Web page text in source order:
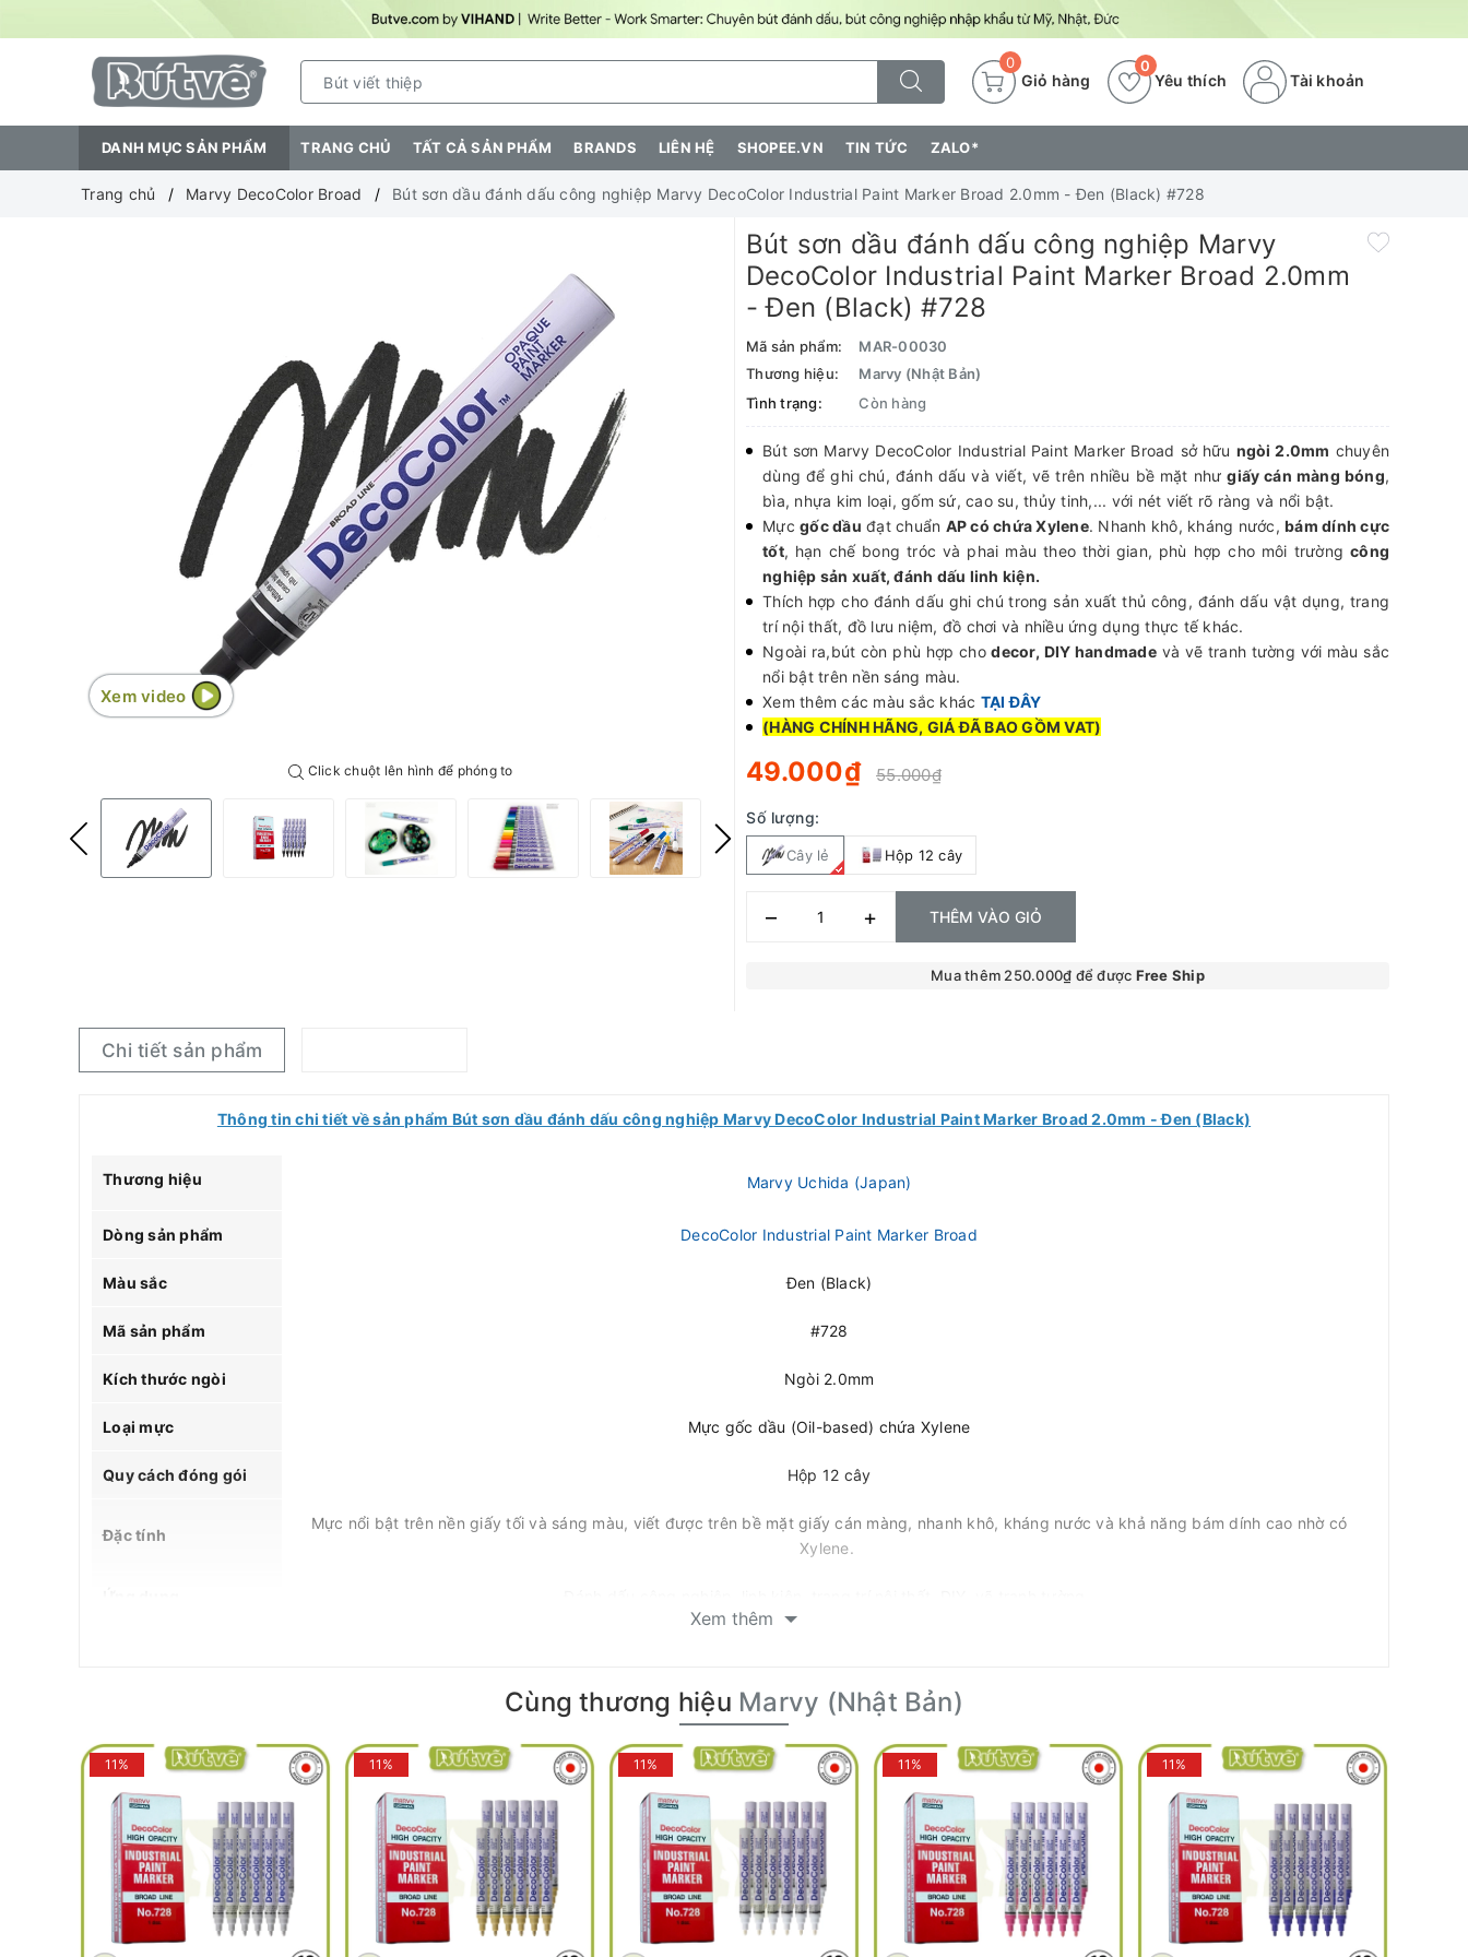
0
Giỏ hàng Yêu thích
0
Tài khoản
DANH MỤC SẢN PHẨM TRANG CHỦ TẤT CẢ SẢN PHẨM BRANDS LIÊN HỆ SHOPEE.VN TIN TỨC ZALO*
Trang chủ Marvy DecoColor Broad Bút sơn dầu đánh dấu công nghiệp Marvy DecoColor Industrial Paint Marker Broad 2.0mm - Đen (Black) #728
Click chuột lên hình để phóng to
Xem video
Bút sơn dầu đánh dấu công nghiệp Marvy
DecoColor Industrial Paint Marker Broad 2.0mm
- Đen (Black) #728
Mã sản phẩm:
MAR-00030
Thương hiệu:
Marvy (Nhật Bản)
Tình trạng:
Còn hàng
Bút sơn Marvy DecoColor Industrial Paint Marker Broad sở hữu ngòi 2.0mm chuyên
dùng để ghi chú, đánh dấu và viết, vẽ trên nhiều bề mặt nhưgiấy cán màng bóng,
bìa, nhựa kim loại, gốm sứ, cao su, thủy tinh,... với nét viết rõ ràng và nổi bật.
Mực gốc dầu đạt chuẩn AP có chứa Xylene. Nhanh khô, kháng nước, bám dính cực
tốt, hạn chế bong tróc và phai màu theo thời gian, phù hợp cho môi trường công
nghiệp sản xuất, đánh dấu linh kiện.
Thích hợp cho đánh dấu ghi chú trong sản xuất thủ công, đánh dấu vật dụng, trang
trí nội thất, đồ lưu niệm, đồ chơi và nhiều ứng dụng thực tế khác.
Ngoài ra,bút còn phù hợp chodecor, DIY handmadevà vẽ tranh tường với màu sắc
nổi bật trên nền sáng màu.
Xem thêm các màu sắc khác TẠI ĐÂY
(HÀNG CHÍNH HÃNG, GIÁ ĐÃ BAO GỒM VAT)
49.000₫ 55.000₫
Số lượng:
Cây lẻ Hộp 12 cây
– + THÊM VÀO GIỎ
Mua thêm 250.000₫ để được Free Ship
Chi tiết sản phẩm
Thông tin chi tiết về sản phẩm Bút sơn dầu đánh dấu công nghiệp Marvy DecoColor Industrial Paint Marker Broad 2.0mm - Đen (Black)
Thương hiệu Marvy Uchida (Japan)
Dòng sản phẩm DecoColor Industrial Paint Marker Broad
Màu sắc Đen (Black)
Mã sản phẩm #728
Kích thước ngòi Ngòi 2.0mm
Loại mực Mực gốc dầu (Oil-based) chứa Xylene
Quy cách đóng gói Hộp 12 cây
Đặc tính
Mực nổi bật trên nền giấy tối và sáng màu, viết được trên bề mặt giấy cán màng, nhanh khô, kháng nước và khả năng bám dính cao nhờ có
Xylene.
Call / Zalo: 090 994 1020 (Vihand Shop); Liên hệ: https://zalo.me/0909941020
Lưu ý Giá đã bao gồm VAT (liên hệ để được hỗ trợ)
THÔNG TIN SẢN PHẨM: MARVY DECOCOLOR INDUSTRIAL PAINT MARKER BROAD 2.0MM (JAPAN):
Bút sơn dầu đánh dấu công nghiệp Marvy DecoColor Industrial Paint Marker Broad 2.0mm là dòng bút sơn đa chất liệu cao cấp đến từ thương hiệu Marvy Uchida (Japan), sử
dụng mực gốc Xylene-Based với khả năng bám màu vượt trội và độ bền cao trên nhiều bề mặt vật liệu. Đây là giải pháp lý tưởng cho nhu cầu đánh dấu công nghiệp, ghi chú
kỹ thuật, decor và sáng tạo trên các chất liệu khó bám mực.
Xem thêm
Cùng thương hiệu Marvy (Nhật Bản)
11% 11% 11% 11% 11%